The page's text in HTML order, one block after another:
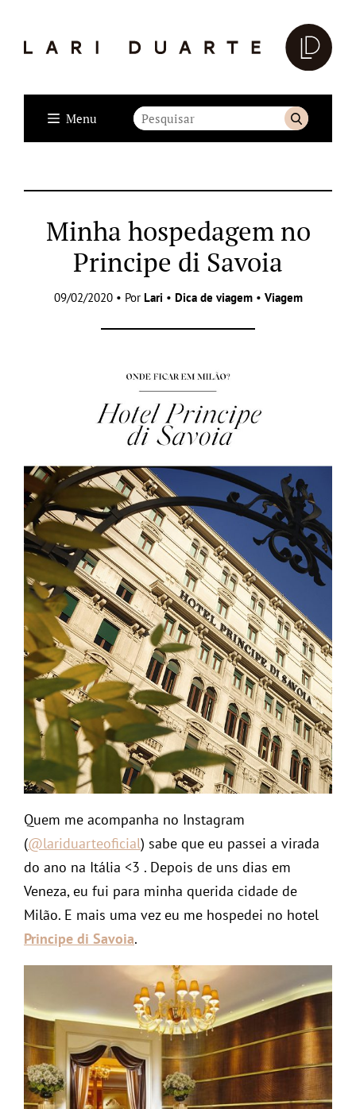
Menu
Minha hospedagem no
Principe di Savoia
09/02/2020 • Por Lari • Dica de viagem• Viagem
Quem me acompanha no Instagram
(@lariduarteoficial) sabe que eu passei a virada
do ano na Itália <3 . Depois de uns dias em
Veneza, eu fui para minha querida cidade de
Milão. E mais uma vez eu me hospedei no hotel
Principe di Savoia.